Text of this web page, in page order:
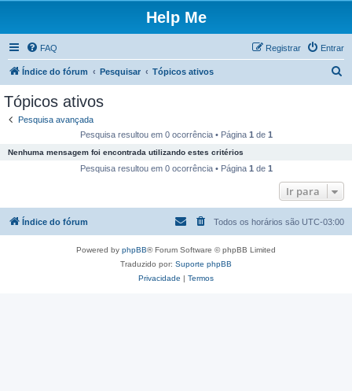
Help Me
FAQ Entrar
Registrar
Índice do fórum Pesquisar Tópicos ativos
s
r
Tópicos ativos
Pesquisa avançada
Pesquisa resultou em 0 ocorrência • Página 1 de 1
Nenhuma mensagem foi encontrada utilizando estes critérios
Pesquisa resultou em 0 ocorrência • Página 1 de 1
Ir para
Índice do fórum Todos os horários são UTC-03:00
Powered by phpBB® Forum Software © phpBB Limited
Traduzido por: Suporte phpBB
Privacidade | Termos